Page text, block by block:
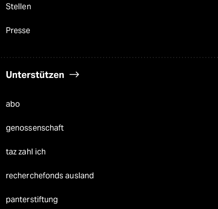
Stellen
Presse
Unterstützen
abo
genossenschaft
taz zahl ich
recherchefonds ausland
panterstiftung